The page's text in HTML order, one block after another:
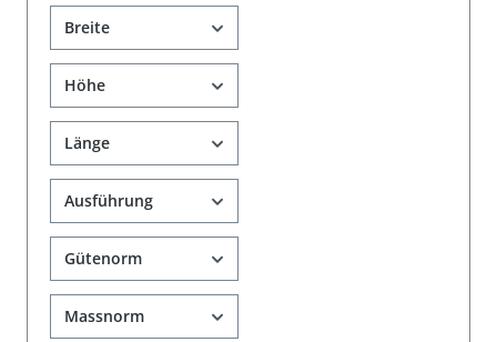
Breite
Höhe
Länge
Ausführung
Gütenorm
Massnorm